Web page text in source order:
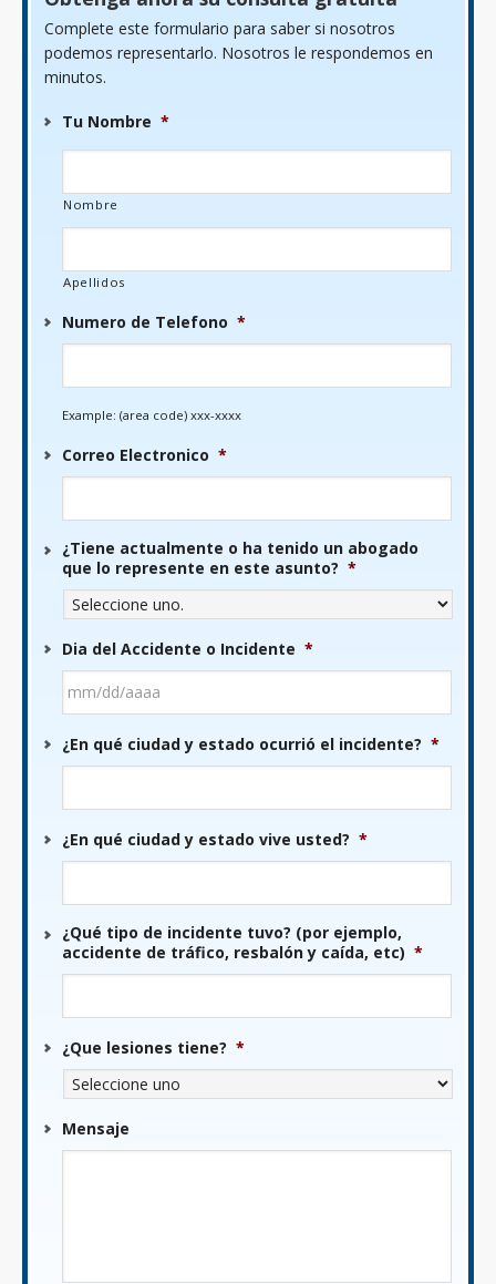
Complete este formulario para saber si nosotros
podemos representarlo. Nosotros le respondemos en
minutos.
Tu Nombre *
Nombre
Apellidos
Numero de Telefono *
Example: (area code) xxx-xxxx
Correo Electronico *
¿Tiene actualmente o ha tenido un abogado
que lo represente en este asunto? *
Dia del Accidente o Incidente *
barra
DD
¿En qué ciudad y estado ocurrió el incidente? *
¿En qué ciudad y estado vive usted? *
¿Qué tipo de incidente tuvo? (por ejemplo,
accidente de tráfico, resbalón y caída, etc) *
¿Que lesiones tiene? *
Mensaje